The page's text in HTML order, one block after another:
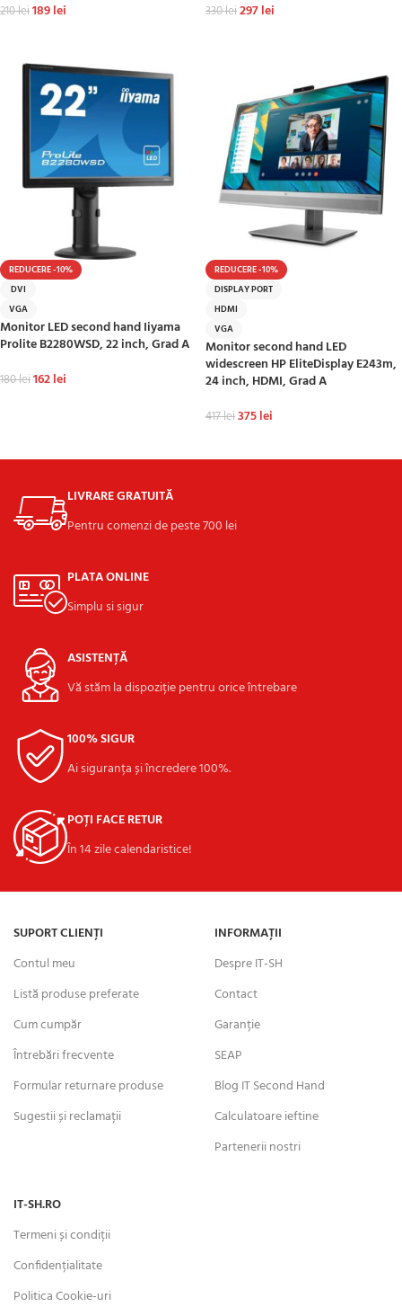
210lei189lei 330lei297lei
REDUCERE -10%
DVI
VGA
Monitor LED second hand Iiyama
Prolite B2280WSD, 22 inch, Grad A
180lei162lei
REDUCERE -10%
DISPLAY PORT
HDMI
VGA
Monitor second hand LED
widescreen HP EliteDisplay E243m,
24 inch, HDMI, Grad A
417lei375lei
LIVRARE GRATUITĂ
Pentru comenzi de peste 700 lei
PLATA ONLINE
Simplu si sigur
ASISTENȚĂ
Vă stăm la dispoziție pentru orice întrebare
100% SIGUR
Ai siguranța și încredere 100%.
POȚI FACE RETUR
În 14 zile calendaristice!
SUPORT CLIENȚI
Contul meu
Listă produse preferate
Cum cumpăr
Întrebări frecvente
Formular returnare produse
Sugestii și reclamații
INFORMAȚII
Despre IT-SH
Contact
Garanție
SEAP
Blog IT Second Hand
Calculatoare ieftine
Partenerii nostri
IT-SH.RO
Termeni și condiții
Confidențialitate
Politica Cookie-uri